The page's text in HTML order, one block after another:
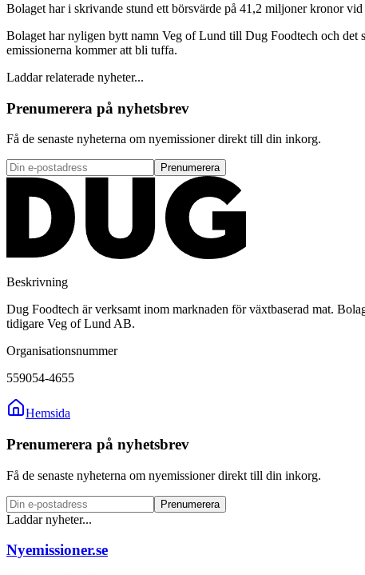
Bolaget har i skrivande stund ett börsvärde på 41,2 miljoner kronor
Bolaget har nyligen bytt namn Veg of Lund till Dug Foodtech och det
emissionerna kommer att bli tuffa.
Laddar relaterade nyheter...
Prenumerera på nyhetsbrev
Få de senaste nyheterna om nyemissioner direkt till din inkorg.
Prenumerera
Beskrivning
Dug Foodtech är verksamt inom marknaden för växtbaserad mat.
tidigare Veg of Lund AB.
Organisationsnummer
559054-4655
Hemsida
Prenumerera på nyhetsbrev
Få de senaste nyheterna om nyemissioner direkt till din inkorg.
Prenumerera
Laddar nyheter...
Nyemissioner.se